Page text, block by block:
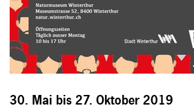
30. Mai bis 27. Oktober 2019